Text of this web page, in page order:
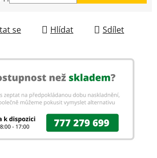
se Hlídat Sdílet